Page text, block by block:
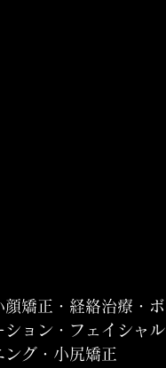
矯正・経絡治療・ボ
ョン・フェイシャル
ング・小尻矯正